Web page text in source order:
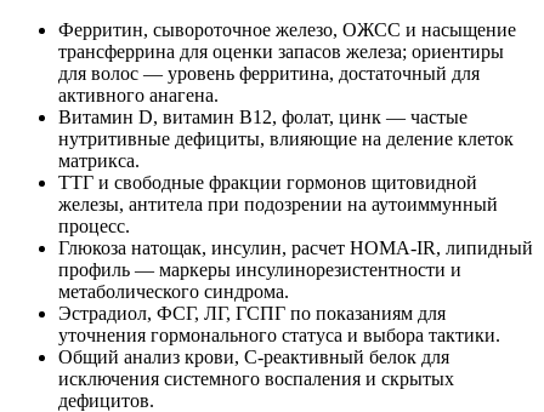
Ферритин, сывороточное железо, ОЖСС и насыщение
трансферрина для оценки запасов железа; ориентиры
для волос — уровень ферритина, достаточный для
активного анагена.
Витамин D, витамин B12, фолат, цинк — частые
нутритивные дефициты, влияющие на деление клеток
матрикса.
ТТГ и свободные фракции гормонов щитовидной
железы, антитела при подозрении на аутоиммунный
процесс.
Глюкоза натощак, инсулин, расчет HOMA-IR, липидный
профиль — маркеры инсулинорезистентности и
метаболического синдрома.
Эстрадиол, ФСГ, ЛГ, ГСПГ по показаниям для
уточнения гормонального статуса и выбора тактики.
Общий анализ крови, С-реактивный белок для
исключения системного воспаления и скрытых
дефицитов.